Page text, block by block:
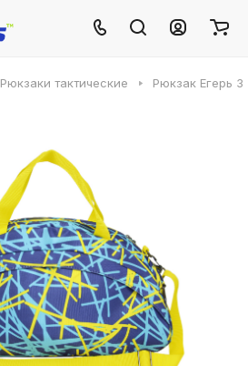
Рюкзаки тактические Рюкзак Егерь 3